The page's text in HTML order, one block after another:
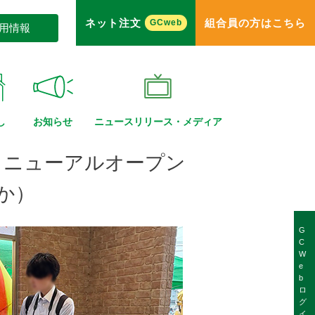
情報
お知らせ ニュースリリース・ メディア
ネット注文 GCweb 組合員の方はこちら
G
C
W
e
b
ロ
グ
ューアルオープン
）